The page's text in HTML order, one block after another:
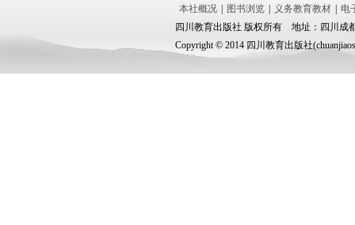
本社概况 图书浏览 义务教育教材
电
四川教育出版社 版权所有 地址：四川成
Copyright © 2014 四川教育出版社